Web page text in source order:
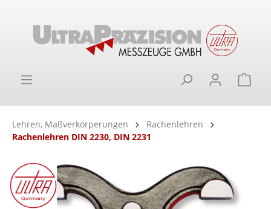
Lehren, Maßverkörperungen
Rachenlehren
Rachenlehren DIN 2230, DIN 2231
Bildergalerie überspringen